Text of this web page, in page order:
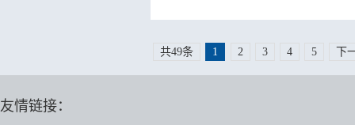
共49条 1 2 3 4 5 下
友情链接：